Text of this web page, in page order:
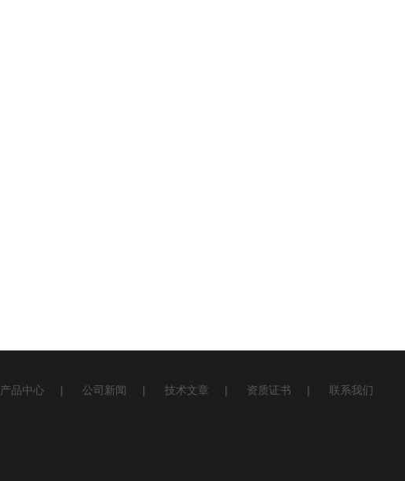
产品中心 | 公司新闻 | 技术文章 | 资质证书 | 联系我们